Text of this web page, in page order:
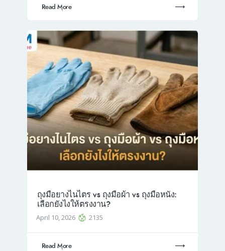
Read More
ถุงมือยางไนไตร vs ถุงมือผ้า vs ถุงมือหนัง:
เลือกยังไงให้ตรงงาน?
April 10, 2026 2135
Read More